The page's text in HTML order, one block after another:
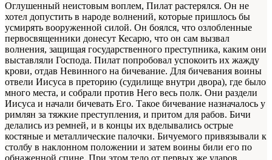
Оглушенный неистовым воплем, Пилат растерялся. Он не
хотел допустить в народе волнений, которые пришлось бы
усмирять вооруженной силой. Он боялся, что озлобленные
первосвященники донесут Кесарю, что он сам вызвал
волнения, защищая государственного преступника, каким они
выставляли Господа. Пилат попробовал успокоить их жажду
крови, отдав Невинного на бичевание. Для бичевания воины
отвели Иисуса в преторию (судилище внутри двора), где было
много места, и собрали против Него весь полк. Они раздели
Иисуса и начали бичевать Его. Такое бичевание назначалось у
римлян за тяжкие преступления, и притом для рабов. Бичи
делались из ремней, и в концы их вделывались острые
костяные и металлические палочки. Бичуемого привязывали к
столбу в наклонном положении и затем воины били его по